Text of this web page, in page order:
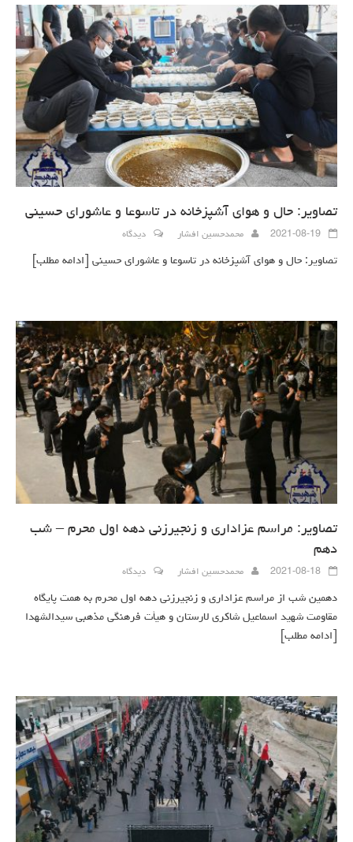
تصاویر: حال و هوای آشپزخانه در تاسوعا و عاشورای حسینی
2021-08-19 محمدحسین افشار دیدگاه
تصاویر: حال و هوای آشپزخانه در تاسوعا و عاشورای حسینی [ادامه مطلب]
تصاویر: مراسم عزاداری و زنجیرزنی دهه اول محرم – شب
دهم
2021-08-18 محمدحسین افشار دیدگاه
دهمین شب از مراسم عزاداری و زنجیرزنی دهه اول محرم به همت پایگاه
مقاومت شهید اسماعیل شاکری لارستان و هیأت فرهنگی مذهبی سیدالشهدا
[ادامه مطلب]